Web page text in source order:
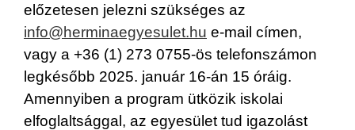
előzetesen jelezni szükséges az
info@herminaegyesulet.hu e-mail címen,
vagy a +36 (1) 273 0755-ös telefonszámon
legkésőbb 2025. január 16-án 15 óráig.
Amennyiben a program ütközik iskolai
elfoglaltsággal, az egyesület tud igazolást